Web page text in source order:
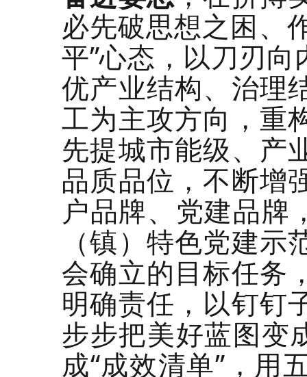
必先破思想之困、
平”心态，以刀刃
优产业结构、治理
工为主攻方向，重
先提城市能级、产
品质品位，不断增
户品牌、党建品牌
（镇）特色党建
会确立的目标任务
明确责任，以钉钉
步步把美好蓝图变
成“成效清单”，用